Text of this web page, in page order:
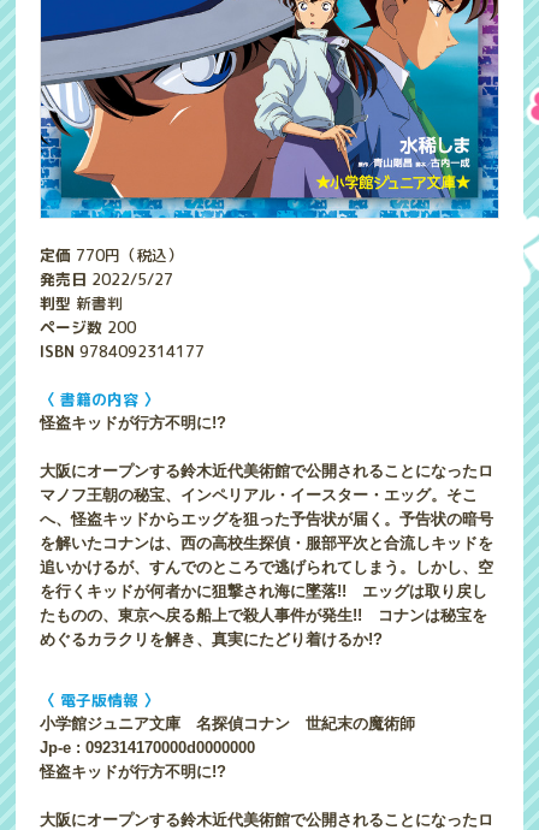
定価 770円（税込）
発売日 2022/5/27
判型 新書判
ページ数 200
ISBN9784092314177
〈 書籍の内容 〉
怪盗キッドが行方不明に!?
大阪にオープンする鈴木近代美術館で公開されることになったロ
マノフ王朝の秘宝、インペリアル・イースター・エッグ。そこ
へ、怪盗キッドからエッグを狙った予告状が届く。予告状の暗号
を解いたコナンは、西の高校生探偵・服部平次と合流しキッドを
追いかけるが、すんでのところで逃げられてしまう。しかし、空
を行くキッドが何者かに狙撃され海に墜落!! エッグは取り戻し
たものの、東京へ戻る船上で殺人事件が発生!! コナンは秘宝を
めぐるカラクリを解き、真実にたどり着けるか!?
〈 電子版情報 〉
小学館ジュニア文庫 名探偵コナン 世紀末の魔術師
Jp-e : 092314170000d0000000
怪盗キッドが行方不明に!?
大阪にオープンする鈴木近代美術館で公開されることになったロ